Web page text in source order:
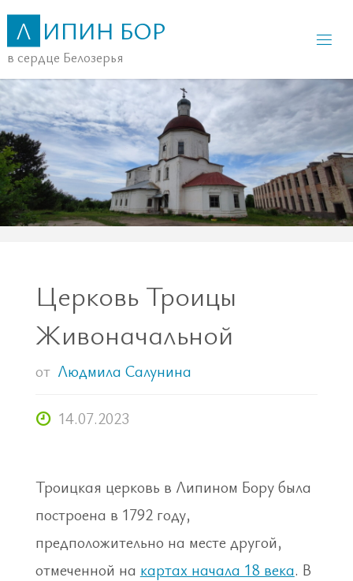
Перейти
содержимому
Л ИПИН БОР
в сердце Белозерья
Церковь Троицы
Живоначальной
от Людмила Салунина
14.07.2023
Троицкая церковь в Липином Бору была
построена в 1792 году,
предположительно на месте другой,
отмеченной на картах начала 18 века. В